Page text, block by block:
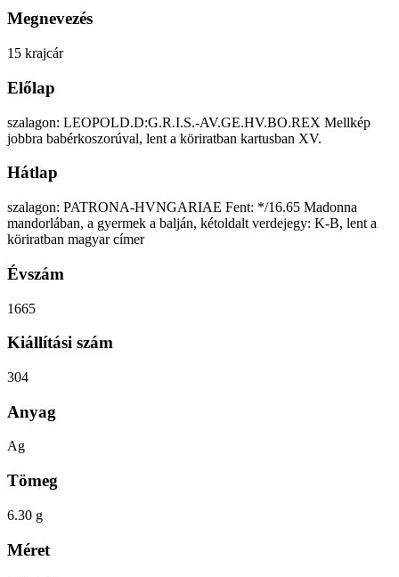
Megnevezés
15 krajcár
Előlap
szalagon: LEOPOLD.D:G.R.I.S.-AV.GE.HV.BO.REX Mellkép
jobbra babérkoszorúval, lent a köriratban kartusban XV.
Hátlap
szalagon: PATRONA-HVNGARIAE Fent: */16.65 Madonna
mandorlában, a gyermek a balján, kétoldalt verdejegy: K-B, lent a
köriratban magyar címer
Évszám
1665
Kiállítási szám
304
Anyag
Ag
Tömeg
6.30 g
Méret